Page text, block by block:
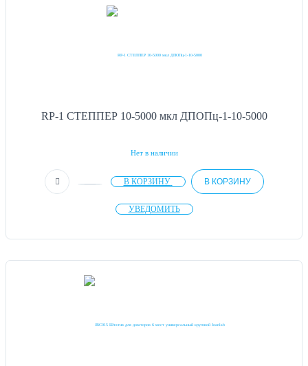
RP-1 СТЕППЕР 10-5000 мкл ДПОПц-1-10-5000
Нет в наличии
В КОРЗИНУ В КОРЗИНУ
УВЕДОМИТЬ